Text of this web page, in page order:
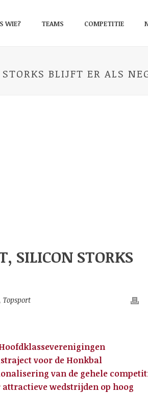
WIE? TEAMS COMPETITIE
BLIJFT ER ALS
SILICON STORKS
, Topsport
voor de Honkbal
van de gehele
wedstrijden op hoog